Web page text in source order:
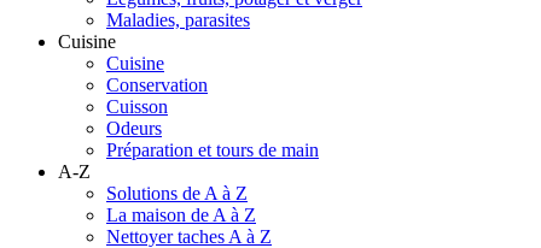
Maladies, parasites
Cuisine
Cuisine
Conservation
Cuisson
Odeurs
Préparation et tours de main
A-Z
Solutions de A à Z
La maison de A à Z
Nettoyer taches A à Z